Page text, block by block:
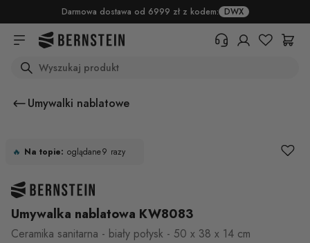
Skip to main contentDarmowa dostawa od 6999 zł z kodem: DWX
Search
Umywalki nablatowe
🔥 Na topie: oglądane9 razy
Umywalka nablatowa KW8083
Ceramika sanitarna - biały połysk - 50 x 38 x 14 cm